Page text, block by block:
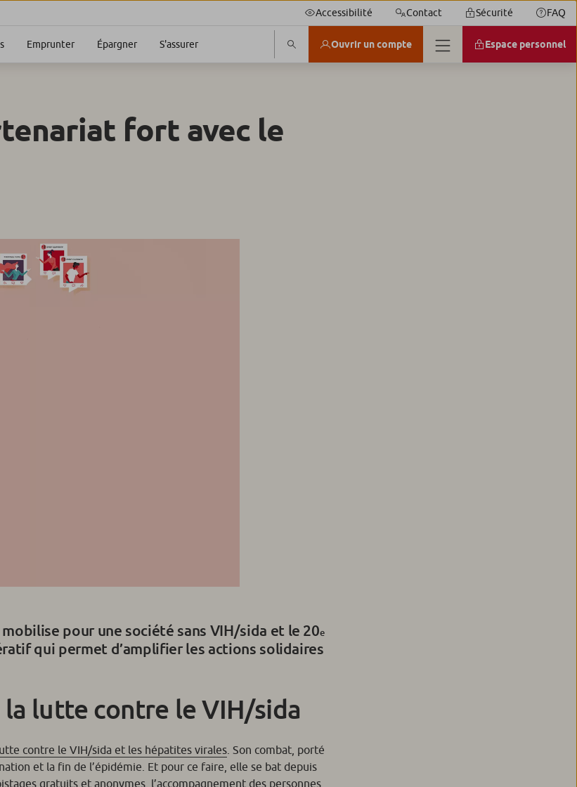
Accessibilité Contact Sécurité FAQ
Emprunter Épargner S'assurer Ouvrir un compte Espace personnel
fort avec le
pour une société sans VIH/sida et le 20e
qui permet d’amplifier les actions solidaires
lutte contre le VIH/sida
contre le VIH/sida et les hépatites virales . Son combat, porté
et la fin de l’épidémie. Et pour ce faire, elle se bat depuis
gratuits et anonymes, l’accompagnement des personnes